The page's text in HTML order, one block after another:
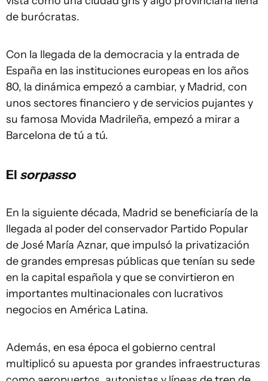
de burócratas.
Con la llegada de la democracia y la entrada de
España en las instituciones europeas en los años
80, la dinámica empezó a cambiar, y Madrid, con
unos sectores financiero y de servicios pujantes y
su famosa Movida Madrileña, empezó a mirar a
Barcelona de tú a tú.
El sorpasso
En la siguiente década, Madrid se beneficiaría de la
llegada al poder del conservador Partido Popular
de José María Aznar, que impulsó la privatización
de grandes empresas públicas que tenían su sede
en la capital española y que se convirtieron en
importantes multinacionales con lucrativos
negocios en América Latina.
Además, en esa época el gobierno central
multiplicó su apuesta por grandes infraestructuras